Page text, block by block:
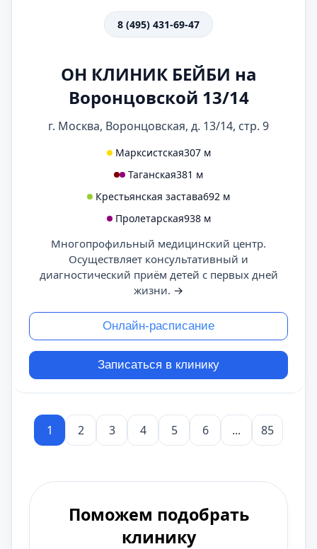
8 (495) 431-69-47
ОН КЛИНИК БЕЙБИ на
Воронцовской 13/14
г. Москва, Воронцовская, д. 13/14, стр. 9
Марксистская307 м
Таганская381 м
Крестьянская застава692 м
Пролетарская938 м
Многопрофильный медицинский центр.
Осуществляет консультативный и
диагностический приём детей с первых дней
жизни. →
Онлайн-расписание
Записаться в клинику
1 2 3 4 5 6 ... 85
Поможем подобрать
клинику